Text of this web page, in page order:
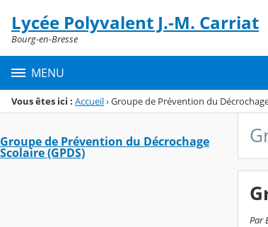
Menu de la rubrique
Contenu
Lycée Polyvalent J.-M. Carriat
Bourg-en-Bresse
MENU
Vous êtes ici : Accueil›Groupe de Prévention du
Groupe de Prévention du Décrochage
Scolaire (GPDS)
Par